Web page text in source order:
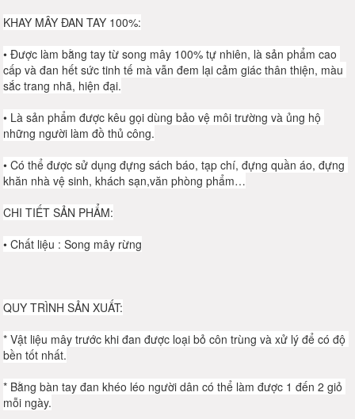
KHAY MÂY ĐAN TAY 100%:
• Được làm bằng tay từ song mây 100% tự nhiên, là sản phẩm cao
cấp và đan hết sức tinh tế mà vẫn đem lại cảm giác thân thiện, màu
sắc trang nhã, hiện đại.
• Là sản phẩm được kêu gọi dùng bảo vệ môi trường và ủng hộ
những người làm đồ thủ công.
• Có thể được sử dụng đựng sách báo, tạp chí, đựng quần áo, đựng
khăn nhà vệ sinh, khách sạn,văn phòng phẩm…
CHI TIẾT SẢN PHẨM:
• Chất liệu : Song mây rừng
QUY TRÌNH SẢN XUẤT:
* Vật liệu mây trước khi đan được loại bỏ côn trùng và xử lý để có độ
bền tốt nhất.
* Bằng bàn tay đan khéo léo người dân có thể làm được 1 đến 2 giỏ
mỗi ngày.